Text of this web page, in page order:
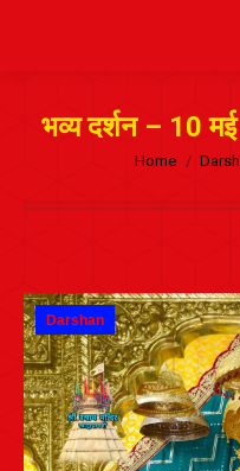
भव्य दर्शन – 10
Home
Darshan